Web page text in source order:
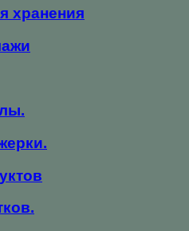
хранения